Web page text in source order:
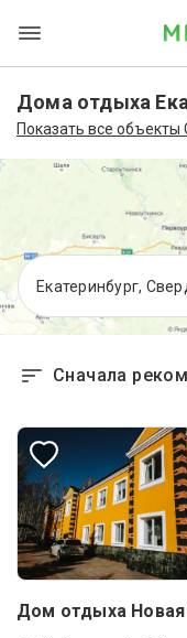
Дома отдыха
Показать все
Сначала
Дом отдыха Новая